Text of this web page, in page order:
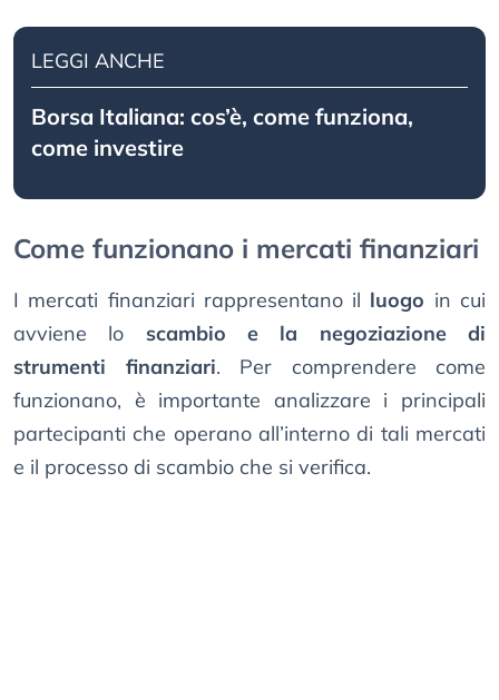
LEGGI ANCHE
Borsa Italiana: cos’è, come funziona,
come investire
Come funzionano i mercati finanziari
I mercati finanziari rappresentano il luogo in cui
avviene lo scambio e la negoziazione di
strumenti finanziari. Per comprendere come
funzionano, è importante analizzare i principali
partecipanti che operano all’interno di tali mercati
e il processo di scambio che si verifica.